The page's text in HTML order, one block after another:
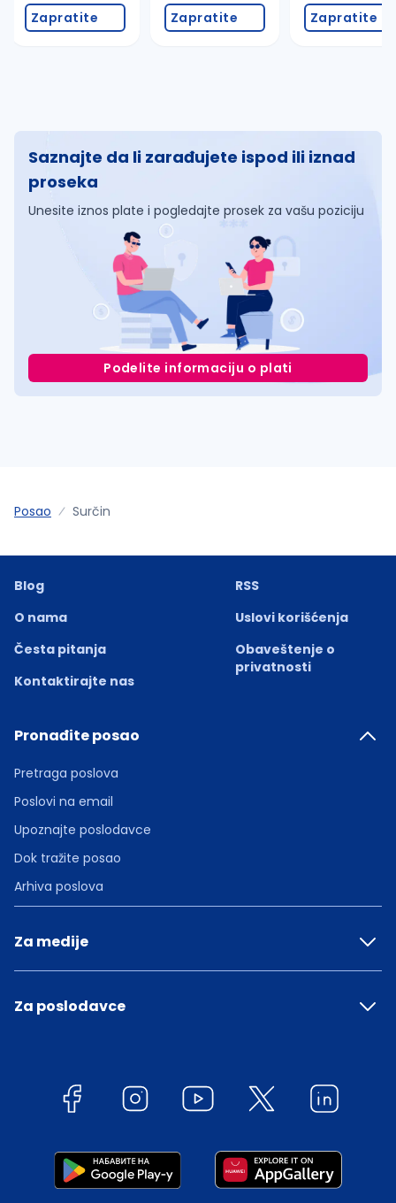
Zapratite Zapratite Zapratite
Saznajte da li zarađujete ispod ili iznad
proseka
Unesite iznos plate i pogledajte prosek za vašu poziciju
Podelite informaciju o plati
Posao Surčin
Blog
O nama
Česta pitanja
Kontaktirajte nas
RSS
Uslovi korišćenja
Obaveštenje o
privatnosti
Pronađite posao
Pretraga poslova
Poslovi na email
Upoznajte poslodavce
Dok tražite posao
Arhiva poslova
Za medije
Za poslodavce